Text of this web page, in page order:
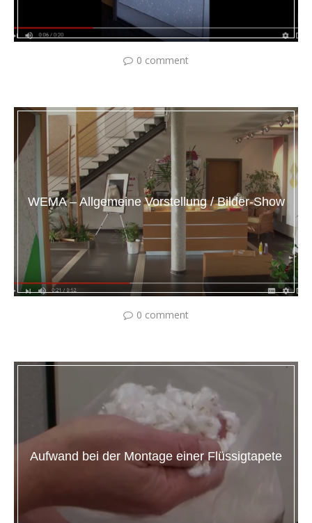
0 comment
WEMA – Allgemeine Vorstellung / Bilder-Show
0 comment
Aufwand bei der Montage einer Flüssigtapete